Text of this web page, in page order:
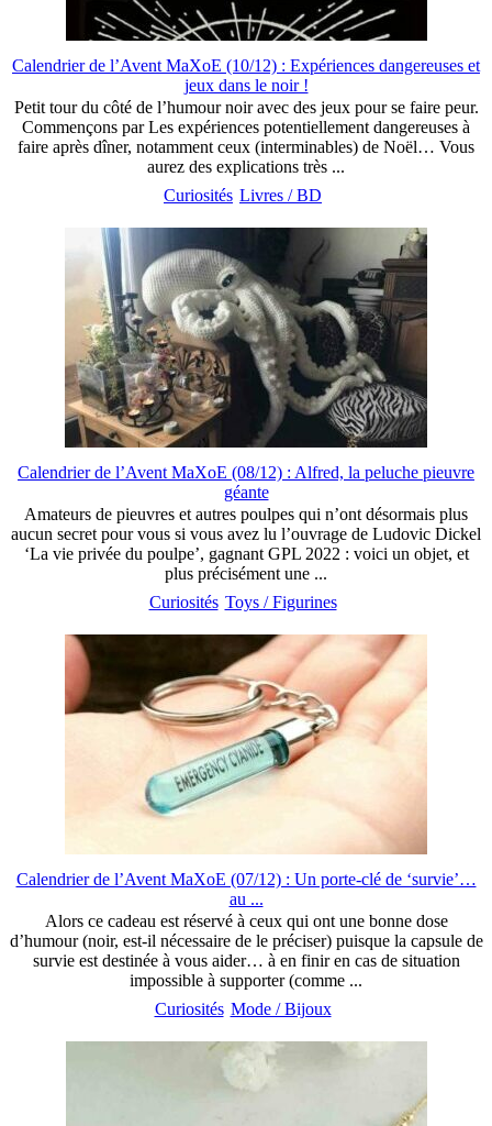
Calendrier de l’Avent MaXoE (10/12) : Expériences dangereuses et
jeux dans le noir !
Petit tour du côté de l’humour noir avec des jeux pour se faire peur.
Commençons par Les expériences potentiellement dangereuses à
faire après dîner, notamment ceux (interminables) de Noël… Vous
aurez des explications très ...
Curiosités Livres / BD
Calendrier de l’Avent MaXoE (08/12) : Alfred, la peluche pieuvre
géante
Amateurs de pieuvres et autres poulpes qui n’ont désormais plus
aucun secret pour vous si vous avez lu l’ouvrage de Ludovic Dickel
‘La vie privée du poulpe’, gagnant GPL 2022 : voici un objet, et
plus précisément une ...
Curiosités Toys / Figurines
Calendrier de l’Avent MaXoE (07/12) : Un porte-clé de ‘survie’…
au ...
Alors ce cadeau est réservé à ceux qui ont une bonne dose
d’humour (noir, est-il nécessaire de le préciser) puisque la capsule de
survie est destinée à vous aider… à en finir en cas de situation
impossible à supporter (comme ...
Curiosités Mode / Bijoux